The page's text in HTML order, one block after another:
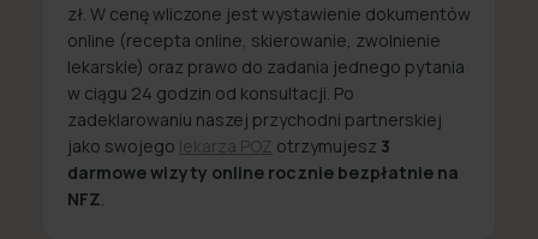
zł. W cenę wliczone jest wystawienie dokumentów
online (recepta online, skierowanie, zwolnienie
lekarskie) oraz prawo do zadania jednego pytania
w ciągu 24 godzin od konsultacji. Po
zadeklarowaniu naszej przychodni partnerskiej
jako swojego lekarza POZ otrzymujesz 3
darmowe wizyty online rocznie bezpłatnie na
NFZ